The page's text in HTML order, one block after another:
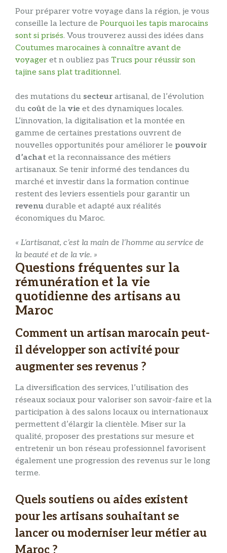
Pour préparer votre voyage dans la région, je vous
conseille la lecture de Pourquoi les tapis marocains
sont si prisés. Vous trouverez aussi des idées dans
Coutumes marocaines à connaître avant de
voyager et n oubliez pas Trucs pour réussir son
tajine sans plat traditionnel.
des mutations du secteurartisanal, de l’évolution
du coût de la vie et des dynamiques locales.
L’innovation, la digitalisation et la montée en
gamme de certaines prestations ouvrent de
nouvelles opportunités pour améliorer le pouvoir
d’achat et la reconnaissance des métiers
artisanaux. Se tenir informé des tendances du
marché et investir dans la formation continue
restent des leviers essentiels pour garantir un
revenu durable et adapté aux réalités
économiques du Maroc.
« L’artisanat, c’est la main de l’homme au service de
la beauté et de la vie. »
Questions fréquentes sur la
rémunération et la vie
quotidienne des artisans au
Maroc
Comment un artisan marocain peut-
il développer son activité pour
augmenter ses revenus ?
La diversification des services, l’utilisation des
réseaux sociaux pour valoriser son savoir-faire et la
participation à des salons locaux ou internationaux
permettent d’élargir la clientèle. Miser sur la
qualité, proposer des prestations sur mesure et
entretenir un bon réseau professionnel favorisent
également une progression des revenus sur le long
terme.
Quels soutiens ou aides existent
pour les artisans souhaitant se
lancer ou moderniser leur métier au
Maroc ?